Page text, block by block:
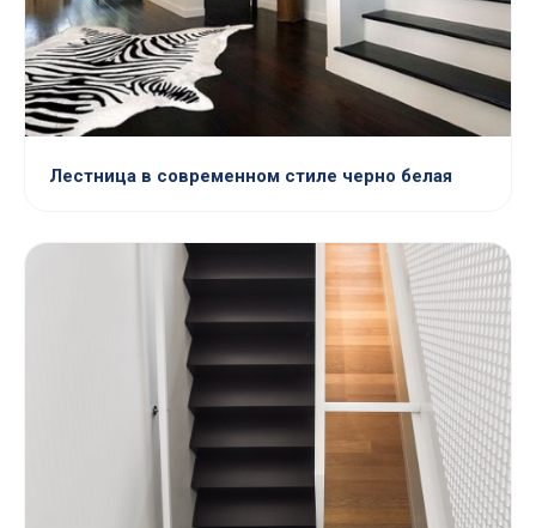
Лестница в современном стиле черно белая